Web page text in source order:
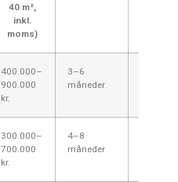
40 m²,
inkl.
moms)
400.000–
900.000
kr.
3–6
måneder
300.000–
700.000
kr.
4–8
måneder